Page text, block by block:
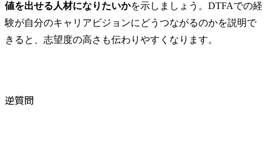
値を出せる人材になりたいかを示しましょう。DTFAでの経
験が自分のキャリアビジョンにどうつながるのかを説明で
きると、志望度の高さも伝わりやすくなります。
逆質問